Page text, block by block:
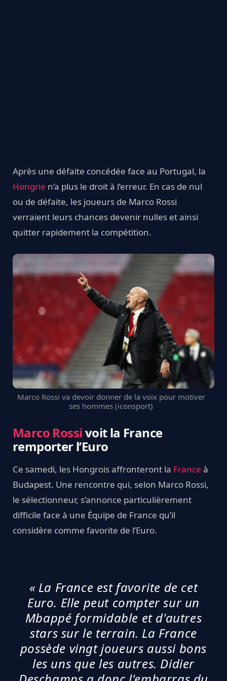
Après une défaite concédée face au Portugal, la
Hongrie n’a plus le droit à l’erreur. En cas de nul
ou de défaite, les joueurs de Marco Rossi
verraient leurs chances devenir nulles et ainsi
quitter rapidement la compétition.
Marco Rossi va devoir donner de la voix pour motiver
ses hommes (iconsport)
Marco Rossivoit la France
remporter l’Euro
Ce samedi, les Hongrois affronteront la France à
Budapest. Une rencontre qui, selon Marco Rossi,
le sélectionneur, s’annonce particulièrement
difficile face à une Équipe de France qu’il
considère comme favorite de l’Euro.
« La France est favorite de cet
Euro. Elle peut compter sur un
Mbappé formidable et d'autres
stars sur le terrain. La France
possède vingt joueurs aussi bons
les uns que les autres. Didier